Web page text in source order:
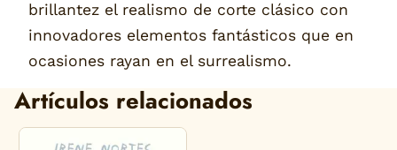
brillantez el realismo de corte clásico con
innovadores elementos fantásticos que en
ocasiones rayan en el surrealismo.
Artículos relacionados